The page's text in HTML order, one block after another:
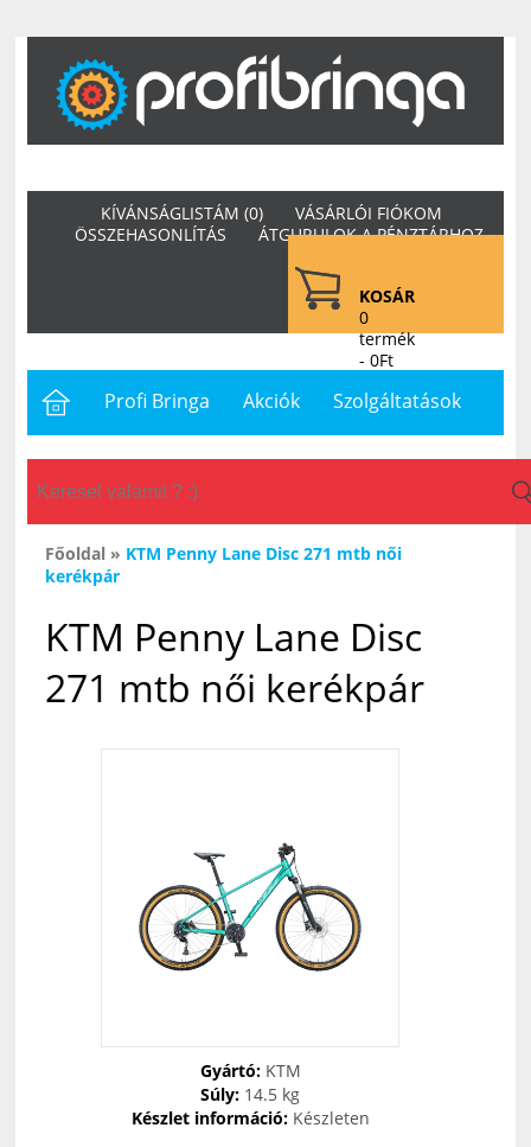
KOSÁR
0
termék
- 0Ft
KÍVÁNSÁGLISTÁM (0)
VÁSÁRLÓI FIÓKOM
ÖSSZEHASONLÍTÁS
ÁTGURULOK A PÉNZTÁRHOZ
Profi Bringa Akciók Szolgáltatások
Letöltések Hasznos Hírek
Főoldal » KTM Penny Lane Disc 271 mtb női
kerékpár
KTM Penny Lane Disc
271 mtb női kerékpár
Gyártó: KTM
Súly: 14.5 kg
Készlet információ:Készleten